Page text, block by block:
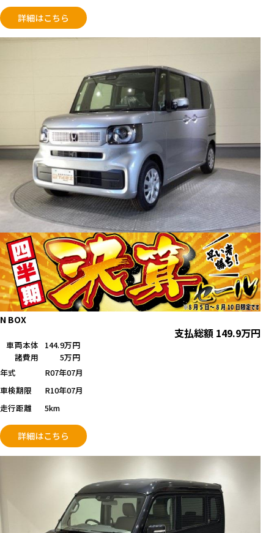
詳細はこちら
N BOX
支払総額 149.9万円
車両本体
144.9万円
諸費用
5万円
年式
R07年07月
車検期限
R10年07月
走行距離
5km
詳細はこちら